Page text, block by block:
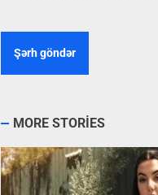
MORE STORIES